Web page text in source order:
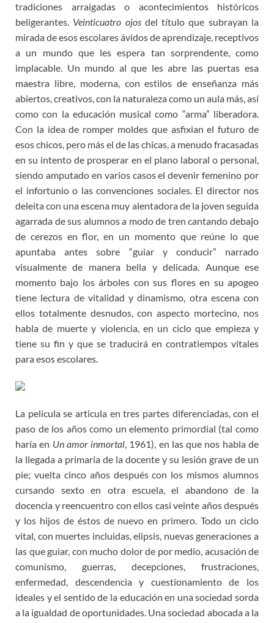
tradiciones arraigadas o acontecimientos históricos
beligerantes. Veinticuatro ojosdel título que subrayan la
mirada de esos escolares ávidos de aprendizaje, receptivos
a un mundo que les espera tan sorprendente, como
implacable. Un mundo al que les abre las puertas esa
maestra libre, moderna, con estilos de enseñanza más
abiertos, creativos, con la naturaleza como un aula más, así
como con la educación musical como “arma” liberadora.
Con la idea de romper moldes que asfixian el futuro de
esos chicos, pero más el de las chicas, a menudo fracasadas
en su intento de prosperar en el plano laboral o personal,
siendo amputado en varios casos el devenir femenino por
el infortunio o las convenciones sociales. El director nos
deleita con una escena muy alentadora de la joven seguida
agarrada de sus alumnos a modo de tren cantando debajo
de cerezos en flor, en un momento que reúne lo que
apuntaba antes sobre “guiar y conducir” narrado
visualmente de manera bella y delicada. Aunque ese
momento bajo los árboles con sus flores en su apogeo
tiene lectura de vitalidad y dinamismo, otra escena con
ellos totalmente desnudos, con aspecto mortecino, nos
habla de muerte y violencia, en un ciclo que empieza y
tiene su fin y que se traducirá en contratiempos vitales
para esos escolares.
La película se articula en tres partes diferenciadas, con el
paso de los años como un elemento primordial (tal como
haría en Un amor inmortal, 1961), en las que nos habla de
la llegada a primaria de la docente y su lesión grave de un
pie; vuelta cinco años después con los mismos alumnos
cursando sexto en otra escuela, el abandono de la
docencia y reencuentro con ellos casi veinte años después
y los hijos de éstos de nuevo en primero. Todo un ciclo
vital, con muertes incluidas, elipsis, nuevas generaciones a
las que guiar, con mucho dolor de por medio, acusación de
comunismo, guerras, decepciones, frustraciones,
enfermedad, descendencia y cuestionamiento de los
ideales y el sentido de la educación en una sociedad sorda
a la igualdad de oportunidades. Una sociedad abocada a la